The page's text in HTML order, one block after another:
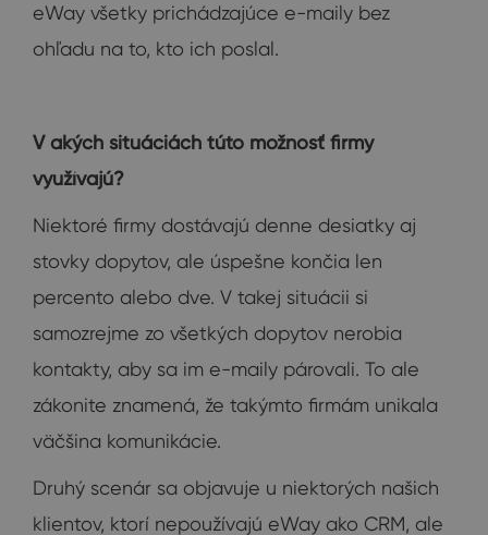
eWay všetky prichádzajúce e-maily bez
ohľadu na to, kto ich poslal.
V akých situáciách túto možnosť firmy
využívajú?
Niektoré firmy dostávajú denne desiatky aj
stovky dopytov, ale úspešne končia len
percento alebo dve. V takej situácii si
samozrejme zo všetkých dopytov nerobia
kontakty, aby sa im e-maily párovali. To ale
zákonite znamená, že takýmto firmám unikala
väčšina komunikácie.
Druhý scenár sa objavuje u niektorých našich
klientov, ktorí nepoužívajú eWay ako CRM, ale